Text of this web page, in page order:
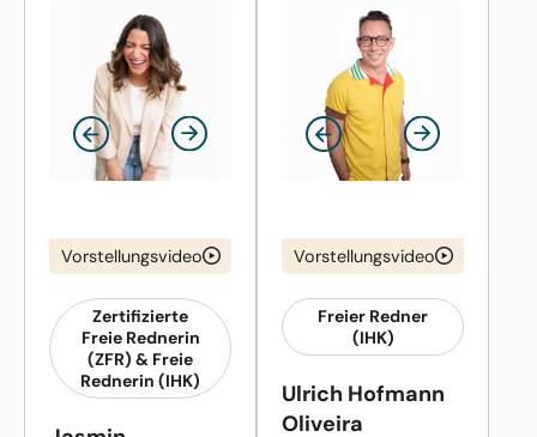
Vorstellungsvideo
Zertifizierte
Freie Rednerin
(ZFR) & Freie
Rednerin (IHK)
Vorstellungsvideo
Freier Redner
(IHK)
Ulrich Hofmann
Oliveira